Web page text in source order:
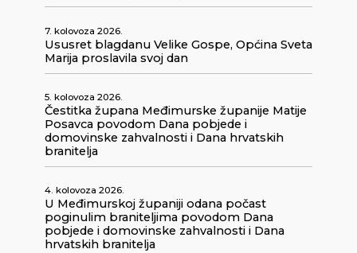
7. kolovoza 2026.
Ususret blagdanu Velike Gospe, Općina Sveta
Marija proslavila svoj dan
5. kolovoza 2026.
Čestitka župana Međimurske županije Matije
Posavca povodom Dana pobjede i
domovinske zahvalnosti i Dana hrvatskih
branitelja
4. kolovoza 2026.
U Međimurskoj županiji odana počast
poginulim braniteljima povodom Dana
pobjede i domovinske zahvalnosti i Dana
hrvatskih branitelja